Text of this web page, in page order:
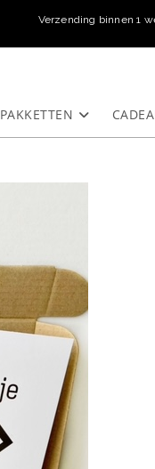
Verzending binnen 1
PAKKETTEN